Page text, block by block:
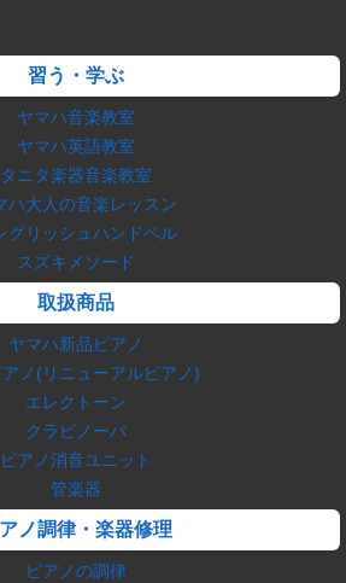
習う・学ぶ
ヤマハ音楽教室
ヤマハ英語教室
タニタ楽器音楽教室
ハ大人の音楽レッスン
グリッシュハンドベル
スズキメソード
取扱商品
ヤマハ新品ピアノ
ノ(リニューアルピアノ)
エレクトーン
クラビノーバ
ピアノ消音ユニット
管楽器
ノ調律・楽器修理
ピアノの調律